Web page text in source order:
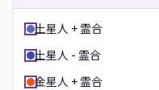
土星人 + 霊合
土星人 - 霊合
金星人 + 霊合